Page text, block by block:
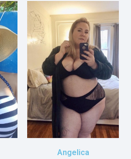
Angelica